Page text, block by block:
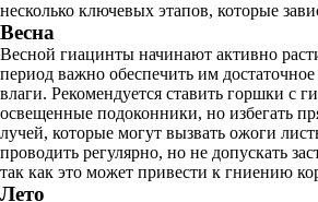
несколько ключевых этапов, которые
Весна
Весной гиацинты начинают активно
период важно обеспечить им достаточное
влаги. Рекомендуется ставить горшки с
освещенные подоконники, но избегать
лучей, которые могут вызвать ожоги
проводить регулярно, но не допускать
так как это может привести к гниению
Лето